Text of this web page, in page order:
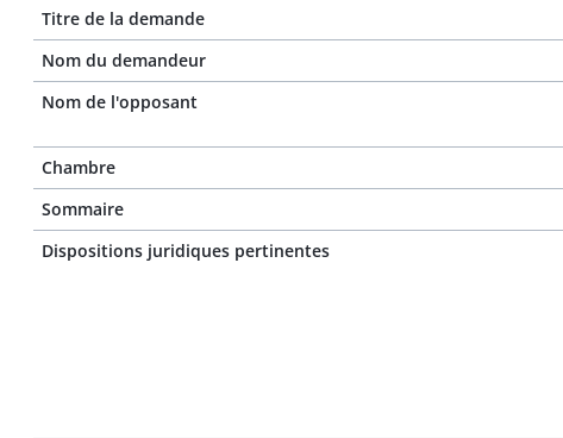
Titre de la demande
Nom du demandeur
Nom de l'opposant
Chambre
Sommaire
Dispositions juridiques pertinentes